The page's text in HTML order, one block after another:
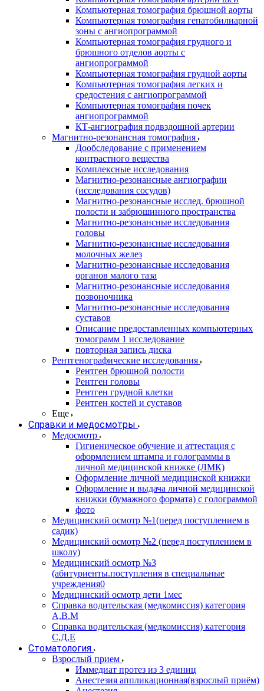
Компьютерная томография брюшной аорты
Компьютерная томография гепатобилиарной
зоны с ангиопрограммой
Компьютерная томография грудного и
брюшного отделов аорты с
ангиопрограммой
Компьютерная томография грудной аорты
Компьютерная томография легких и
средостения с ангиопрограммой
Компьютерная томография почек
ангиопрограммой
КТ-ангиография подвздошной артерии
Магнитно-резонансная томография
Дообследование с применением
контрастного вещества
Комплексные исследования
Магнитно-резонансные ангиографии
(исследования сосудов)
Магнитно-резонансные исслед. брюшной
полости и забрюшинного пространства
Магнитно-резонансные исследования
головы
Магнитно-резонансные исследования
молочных желез
Магнитно-резонансные исследования
органов малого таза
Магнитно-резонансные исследования
позвоночника
Магнитно-резонансные исследования
суставов
Описание предоставленных компьютерных
томограмм 1 исследование
повторная запись диска
Рентгенографические исследования
Рентген брюшной полости
Рентген головы
Рентген грудной клетки
Рентген костей и суставов
Еще
Справки и медосмотры
Медосмотр
Гигиеническое обучение и аттестация с
оформлением штампа и голограммы в
личной медицинской книжке (ЛМК)
Оформление личной медицинской книжки
Оформление и выдача личной медицинской
книжки (бумажного формата) с голограммой
фото
Медицинский осмотр №1(перед поступлением в
садик)
Медицинский осмотр №2 (перед поступлением в
школу)
Медицинский осмотр №3
(абитуриенты.поступления в специальные
учреждения0
Медицинский осмотр дети 1мес
Справка водительская (медкомиссия) категория
А,В.М
Справка водительская (медкомиссия) категория
С,Д,Е
Стоматология
Взрослый прием
Иммедиат протез из 3 единиц
Анестезия аппликационная(взрослый приём)